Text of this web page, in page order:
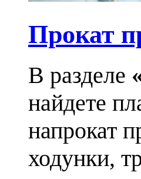
Прокат
В разделе
найдете
напрокат
ходунки,